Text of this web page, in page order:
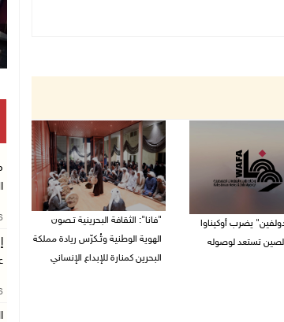
يضرب أوكيناوا
تستعد لوصوله
"فانا": الثقافة البحرينية تـصون
الهوية الوطنية وتُـكرّس ريادة مملكة
البحرين كمنارة للإبداع الإنساني